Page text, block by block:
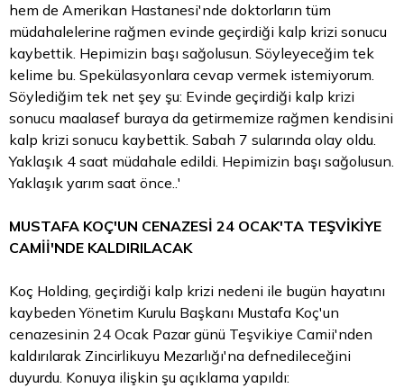
hem de Amerikan Hastanesi'nde doktorların tüm
müdahalelerine rağmen evinde geçirdiği kalp krizi sonucu
kaybettik. Hepimizin başı sağolusun. Söyleyeceğim tek
kelime bu. Spekülasyonlara cevap vermek istemiyorum.
Söylediğim tek net şey şu: Evinde geçirdiği kalp krizi
sonucu maalasef buraya da getirmemize rağmen kendisini
kalp krizi sonucu kaybettik. Sabah 7 sularında olay oldu.
Yaklaşık 4 saat müdahale edildi. Hepimizin başı sağolusun.
Yaklaşık yarım saat önce..'
MUSTAFA KOÇ'UN CENAZESİ 24 OCAK'TA TEŞVİKİYE
CAMİİ'NDE KALDIRILACAK
Koç Holding, geçirdiği kalp krizi nedeni ile bugün hayatını
kaybeden Yönetim Kurulu Başkanı Mustafa Koç'un
cenazesinin 24 Ocak Pazar günü Teşvikiye Camii'nden
kaldırılarak Zincirlikuyu Mezarlığı'na defnedileceğini
duyurdu. Konuya ilişkin şu açıklama yapıldı: